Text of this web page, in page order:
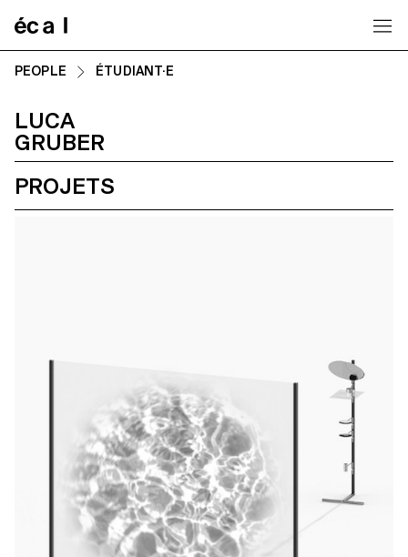
PEOPLE ÉTUDIANT·E
LUCA
GRUBER
PROJETS